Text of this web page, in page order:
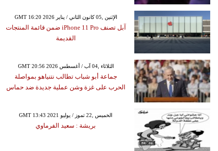
GMT 16:20 2026 الإثنين ,05 كانون الثاني / يناير
آبل تصنف iPhone 11 Pro ضمن قائمة المنتجات
القديمة
GMT 20:56 2026 الثلاثاء ,04 آب / أغسطس
جماعة أبو شباب تطالب نتنياهو بمواصلة
الحرب على غزة وشن عملية جديدة ضد حماس
GMT 13:43 2021 الخميس ,22 تموز / يوليو
بريشة : سعيد الفرماوي